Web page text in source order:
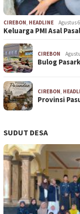
CIREBON, HEADLINE Agustus
Keluarga PMI Asal
CIREBON
Bulog
CIREBON,
Provinsi
SUDUT DESA